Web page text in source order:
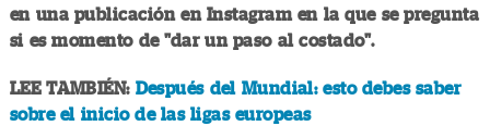
en una publicación en Instagram en la que se pregunta
si es momento de "dar un paso al costado".
LEE TAMBIÉN: Después del Mundial: esto debes saber
sobre el inicio de las ligas europeas